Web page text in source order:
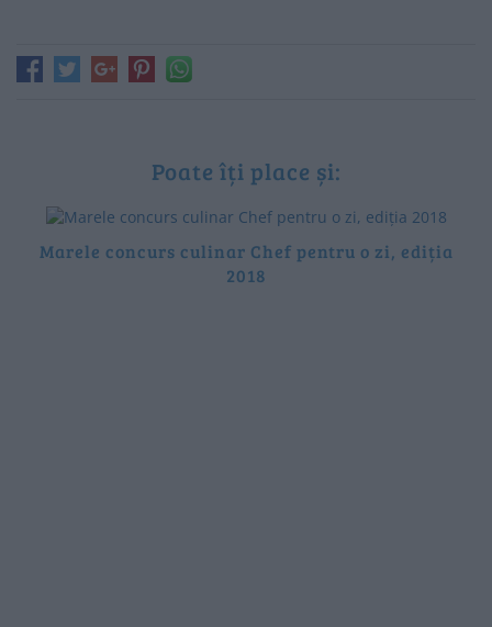
Poate îți place și:
Marele concurs culinar Chef pentru o zi, ediția
2018